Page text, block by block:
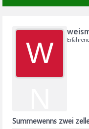
W
Summewenns zwei